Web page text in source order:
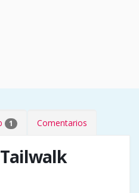
1 Comentarios
Tailwalk